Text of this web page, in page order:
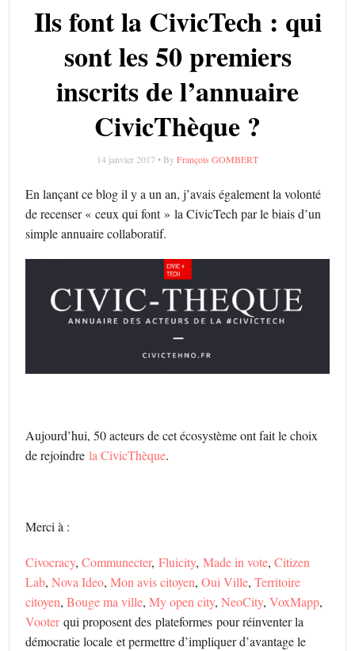
Ils font la CivicTech : qui
sont les 50 premiers
inscrits de l’annuaire
CivicThèque ?
14 janvier 2017 • By François GOMBERT
En lançant ce blog il y a un an, j’avais également la volonté
de recenser « ceux qui font » la CivicTech par le biais d’un
simple annuaire collaboratif.
Aujourd’hui, 50 acteurs de cet écosystème ont fait le choix
de rejoindrela CivicThèque.
Merci à :
Civocracy,Communecter,Fluicity,Made in vote,Citizen
Lab,Nova Ideo,Mon avis citoyen,Oui Ville,Territoire
citoyen,Bouge ma ville,My open city,NeoCity,VoxMapp,
Vooterqui proposent des plateformes pour réinventer la
démocratie locale et permettre d’impliquer d’avantage le